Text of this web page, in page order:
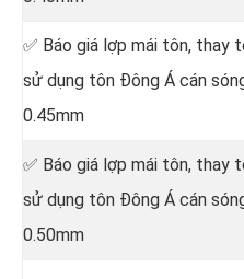
✅ Báo giá lợp mái tôn, thay
sử dụng tôn Đông Á cán
0.45mm
✅ Báo giá lợp mái tôn, thay
sử dụng tôn Đông Á cán
0.50mm